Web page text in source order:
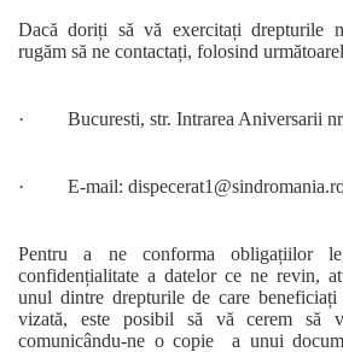
Dacă doriți să vă exercitați drepturile
rugăm să ne contactați, folosind
· Bucuresti, str. Intrarea Aniversarii
· E-mail:
Pentru a ne conforma obligațiilor
confidențialitate a datelor ce ne revin,
unul dintre drepturile de care beneficiați
vizată, este posibil să vă cerem să
comunicându-ne o copie a unui